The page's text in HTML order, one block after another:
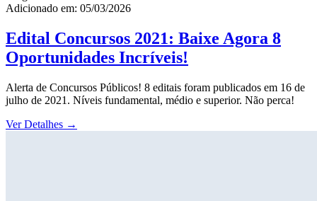
Adicionado em: 05/03/2026
Edital Concursos 2021: Baixe Agora 8
Oportunidades Incríveis!
Alerta de Concursos Públicos! 8 editais foram publicados em 16 de
julho de 2021. Níveis fundamental, médio e superior. Não perca!
Ver Detalhes →